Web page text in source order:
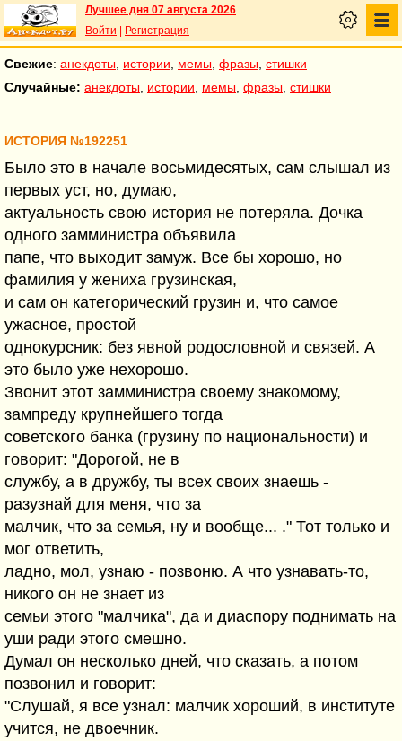
Лучшее дня 07 августа 2026
Войти
Регистрация
Свежие: анекдоты истории мемы фразы стишки
Случайные: анекдоты истории мемы фразы стишки
ИСТОРИЯ №192251
Было это в начале восьмидесятых, сам слышал из
первых уст, но, думаю,
актуальность свою история не потеряла. Дочка
одного замминистра объявила
папе, что выходит замуж. Все бы хорошо, но
фамилия у жениха грузинская,
и сам он категорический грузин и, что самое
ужасное, простой
однокурсник: без явной родословной и связей. А
это было уже нехорошо.
Звонит этот замминистра своему знакомому,
зампреду крупнейшего тогда
советского банка (грузину по национальности) и
говорит: "Дорогой, не в
службу, а в дружбу, ты всех своих знаешь -
разузнай для меня, что за
малчик, что за семья, ну и вообще... ." Тот только и
мог ответить,
ладно, мол, узнаю - позвоню. А что узнавать-то,
никого он не знает из
семьи этого "малчика", да и диаспору поднимать на
уши ради этого смешно.
Думал он несколько дней, что сказать, а потом
позвонил и говорит:
"Слушай, я все узнал: малчик хороший, в институте
учится, не двоечник.